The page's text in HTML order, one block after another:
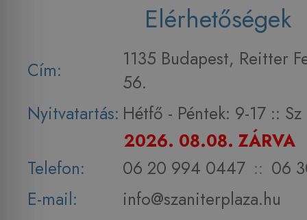
Elérhetőségek
Cím:
1135 Budapest, Reitter
56.
Nyitvatartás: Hétfő - Péntek: 9-17 :: Sz
2026. 08.08. ZÁRVA
Telefon:
06 20 994 0447 :: 06
E-mail:
info@szaniterplaza.hu